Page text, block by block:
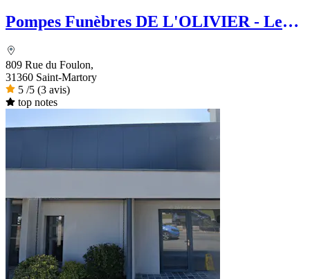
Pompes Funèbres DE L'OLIVIER - Le
809 Rue du Foulon,
31360 Saint-Martory
5 /5 (3 avis)
top notes